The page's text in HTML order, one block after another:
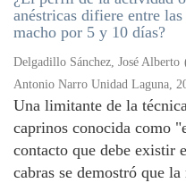
anéstricas difiere entre
macho por 5 y 10 días?
Delgadillo Sánchez, José Alberto
Antonio Narro Unidad Laguna,
Una limitante de la
caprinos conocida como
contacto que debe existir
cabras se demostró que